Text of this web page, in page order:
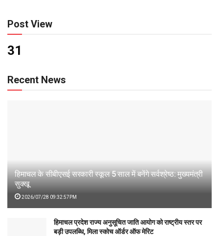
Post View
31
Recent News
हिमाचल के सीबीएसई सरकारी स्कूल 5 साल में बनेंगे सर्वश्रेष्ठ: मुख्यमंत्री
सुक्खू
2026/07/28 09:32:57PM
हिमाचल प्रदेश राज्य अनुसूचित जाति आयोग को राष्ट्रीय स्तर पर
बड़ी उपलब्धि, मिला स्कोच ऑर्डर ऑफ मेरिट